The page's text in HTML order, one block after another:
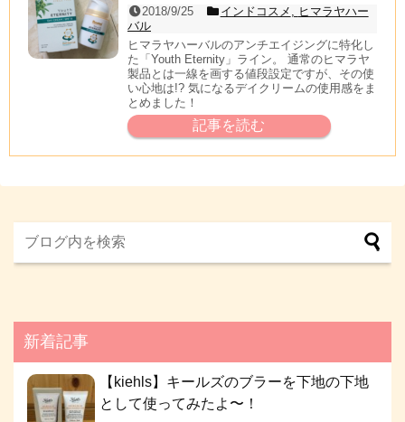
2018/9/25 インドコスメ , ヒマラヤハー
バル
ヒマラヤハーバルのアンチエイジングに特化し
た「Youth Eternity」ライン。 通常のヒマラヤ
製品とは一線を画する値段設定ですが、その使
い心地は!? 気になるデイクリームの使用感をま
とめました！
記事を読む
新着記事
【kiehls】キールズのブラーを下地の下地
として使ってみたよ〜！